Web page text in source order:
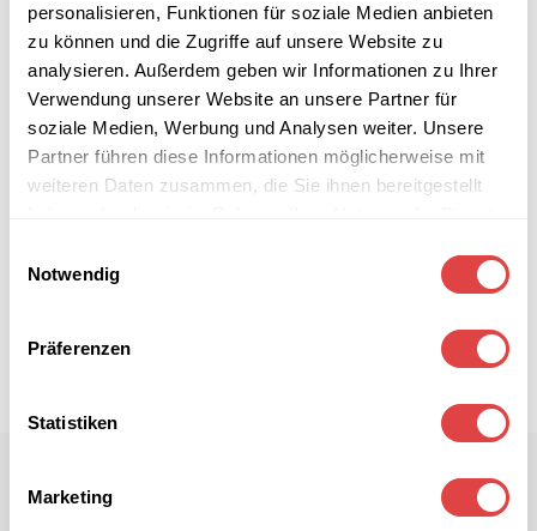
personalisieren, Funktionen für soziale Medien anbieten
zu können und die Zugriffe auf unsere Website zu
analysieren. Außerdem geben wir Informationen zu Ihrer
Verwendung unserer Website an unsere Partner für
soziale Medien, Werbung und Analysen weiter. Unsere
Partner führen diese Informationen möglicherweise mit
weiteren Daten zusammen, die Sie ihnen bereitgestellt
Notwendig
Präferenzen
Statistiken
Marketing